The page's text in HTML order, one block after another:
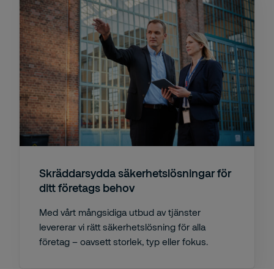
Skräddarsydda säkerhetslösningar för
ditt företags behov
Med vårt mångsidiga utbud av tjänster
levererar vi rätt säkerhetslösning för alla
företag – oavsett storlek, typ eller fokus.